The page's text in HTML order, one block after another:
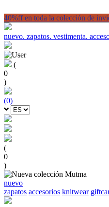
40%ff en toda la colección de
nuevo. zapatos. vestimenta.
(
0
)
(0)
(
0
)
nuevo
zapatos accesorios knitwear